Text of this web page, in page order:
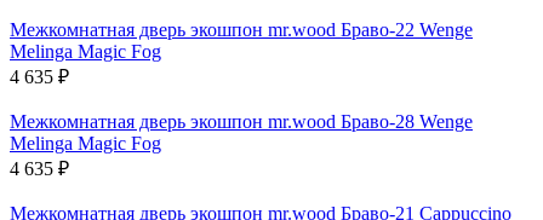
Межкомнатная дверь экошпон mr.wood Браво-22 Wenge
Melinga Magic Fog
4 635 ₽
Межкомнатная дверь экошпон mr.wood Браво-28 Wenge
Melinga Magic Fog
4 635 ₽
Межкомнатная дверь экошпон mr.wood Браво-21 Cappuccino